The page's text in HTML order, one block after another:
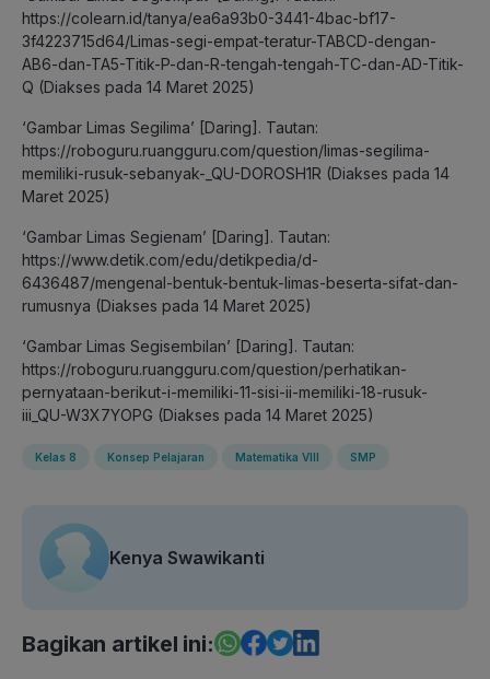
https://colearn.id/tanya/ea6a93b0-3441-4bac-bf17-
3f4223715d64/Limas-segi-empat-teratur-TABCD-dengan-
AB6-dan-TA5-Titik-P-dan-R-tengah-tengah-TC-dan-AD-Titik-
Q (Diakses pada 14 Maret 2025)
‘Gambar Limas Segilima’ [Daring]. Tautan:
https://roboguru.ruangguru.com/question/limas-segilima-
memiliki-rusuk-sebanyak-_QU-DOROSH1R (Diakses pada 14
Maret 2025)
‘Gambar Limas Segienam’ [Daring]. Tautan:
https://www.detik.com/edu/detikpedia/d-
6436487/mengenal-bentuk-bentuk-limas-beserta-sifat-dan-
rumusnya (Diakses pada 14 Maret 2025)
‘Gambar Limas Segisembilan’ [Daring]. Tautan:
https://roboguru.ruangguru.com/question/perhatikan-
pernyataan-berikut-i-memiliki-11-sisi-ii-memiliki-18-rusuk-
iii_QU-W3X7YOPG (Diakses pada 14 Maret 2025)
Kelas 8 Konsep Pelajaran Matematika VIII SMP
Kenya Swawikanti
Bagikan artikel ini: